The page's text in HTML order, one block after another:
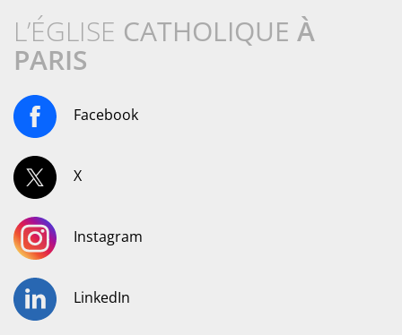
L’ÉGLISE CATHOLIQUE À
PARIS
Facebook
X
Instagram
LinkedIn